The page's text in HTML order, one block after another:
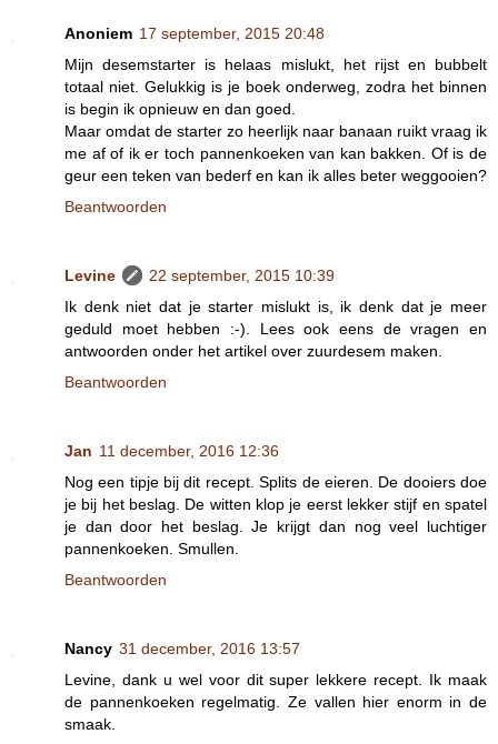
Anoniem 17 september, 2015 20:48
Mijn desemstarter is helaas mislukt, het rijst en bubbelt
totaal niet. Gelukkig is je boek onderweg, zodra het binnen
is begin ik opnieuw en dan goed.
Maar omdat de starter zo heerlijk naar banaan ruikt vraag ik
me af of ik er toch pannenkoeken van kan bakken. Of is de
geur een teken van bederf en kan ik alles beter weggooien?
Beantwoorden
Levine
22 september, 2015 10:39
Ik denk niet dat je starter mislukt is, ik denk dat je meer
geduld moet hebben :-). Lees ook eens de vragen en
antwoorden onder het artikel over zuurdesem maken.
Beantwoorden
Jan 11 december, 2016 12:36
Nog een tipje bij dit recept. Splits de eieren. De dooiers doe
je bij het beslag. De witten klop je eerst lekker stijf en spatel
je dan door het beslag. Je krijgt dan nog veel luchtiger
pannenkoeken. Smullen.
Beantwoorden
Nancy 31 december, 2016 13:57
Levine, dank u wel voor dit super lekkere recept. Ik maak
de pannenkoeken regelmatig. Ze vallen hier enorm in de
smaak.